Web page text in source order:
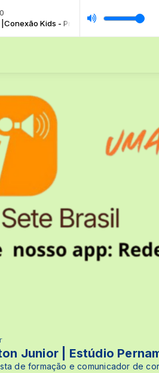
Kids - Programa ao Vivo com
Junior | Estúdio
de formação e comunicador de